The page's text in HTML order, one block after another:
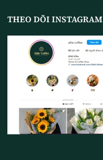
THEO DÕI INSTAGRAM